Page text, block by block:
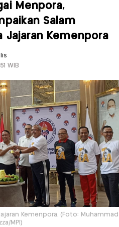
Menpora,
Salam
Jajaran Kemenpora
WIB
Kemenpora. (Foto: Muhammad
MPI)